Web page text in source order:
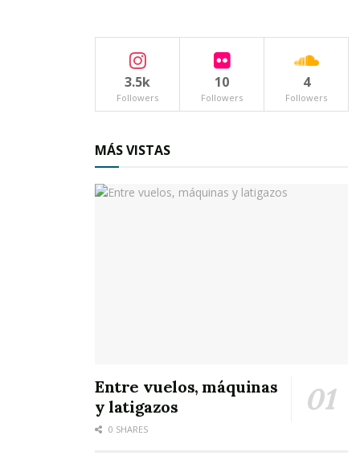
Miguel Ángel Navarro Quintero
3.5k
Followers
10
Followers
4
Followers
MÁS VISTAS
Entre vuelos, máquinas
y latigazos
0 SHARES